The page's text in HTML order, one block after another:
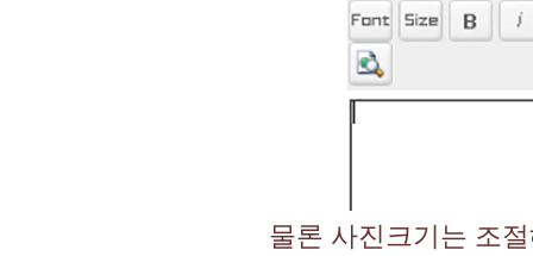
물론 사진크기는 조